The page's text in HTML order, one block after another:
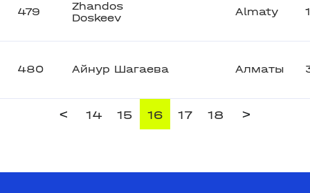
479
Zhandos
Doskeev
Almaty
480 Айнур Шагаева Алматы
< 14 15 16 17 18 >